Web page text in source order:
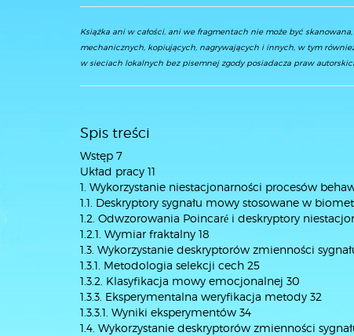
Książka ani w całości, ani we fragmentach nie może być
mechanicznych, kopiujących, nagrywających i innych, w tym
w sieciach lokalnych bez pisemnej zgody posiadacza praw
Spis treści
Wstęp 7
Układ pracy 11
1. Wykorzystanie niestacjonarności procesów
1.1. Deskryptory sygnału mowy stosowane w
1.2. Odwzorowania Poincaré i deskryptory
1.2.1. Wymiar fraktalny 18
1.3. Wykorzystanie deskryptorów zmienności
1.3.1. Metodologia selekcji cech 25
1.3.2. Klasyfikacja mowy emocjonalnej 30
1.3.3. Eksperymentalna weryfikacja metody 32
1.3.3.1. Wyniki eksperymentów 34
1.4. Wykorzystanie deskryptorów zmienności